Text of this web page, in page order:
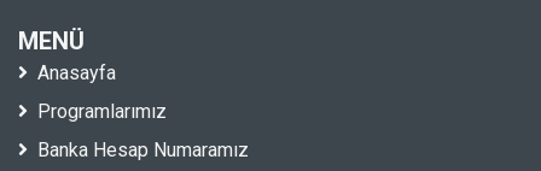
MENÜ
Anasayfa
Programlarımız
Banka Hesap Numaramız